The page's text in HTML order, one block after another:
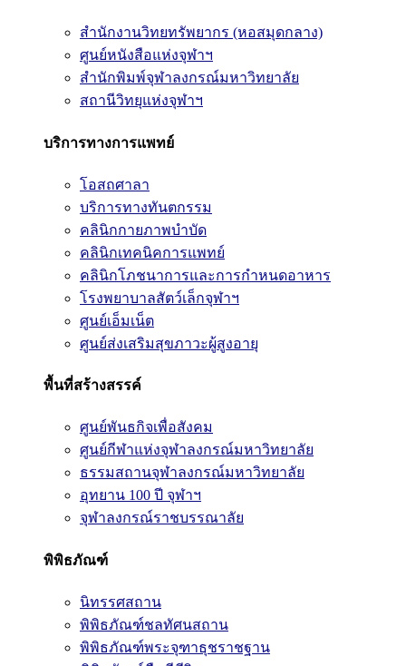
สำนักงานวิทยทรัพยากร (หอสมุดกลาง)
ศูนย์หนังสือแห่งจุฬาฯ
สำนักพิมพ์จุฬาลงกรณ์มหาวิทยาลัย
สถานีวิทยุแห่งจุฬาฯ
บริการทางการแพทย์
โอสถศาลา
บริการทางทันตกรรม
คลินิกกายภาพบำบัด
คลินิกเทคนิคการแพทย์
คลินิกโภชนาการและการกำหนดอาหาร
โรงพยาบาลสัตว์เล็กจุฬาฯ
ศูนย์เอ็มเน็ต
ศูนย์ส่งเสริมสุขภาวะผู้สูงอายุ
พื้นที่สร้างสรรค์
ศูนย์พันธกิจเพื่อสังคม
ศูนย์กีฬาแห่งจุฬาลงกรณ์มหาวิทยาลัย
ธรรมสถานจุฬาลงกรณ์มหาวิทยาลัย
อุทยาน 100 ปี จุฬาฯ
จุฬาลงกรณ์ราชบรรณาลัย
พิพิธภัณฑ์
นิทรรศสถาน
พิพิธภัณฑ์ชลทัศนสถาน
พิพิธภัณฑ์พระจุฑาธุชราชฐาน